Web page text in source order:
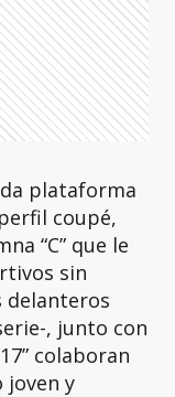
plataforma
coupé,
“C” que le
sin
delanteros
, junto con
colaboran
joven y